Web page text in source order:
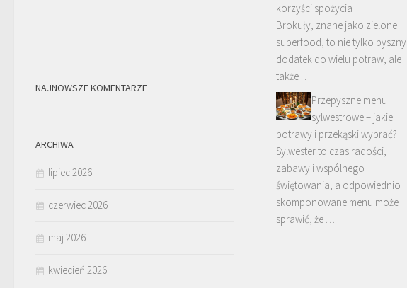
NAJNOWSZE KOMENTARZE
ARCHIWA
lipiec 2026
czerwiec 2026
maj 2026
kwiecień 2026
korzyści spożycia
Brokuły, znane jako zielone
superfood, to nie tylko pyszny
dodatek do wielu potraw, ale
także …
Przepyszne menu
sylwestrowe – jakie
potrawy i przekąski wybrać?
Sylwester to czas radości,
zabawy i wspólnego
świętowania, a odpowiednio
skomponowane menu może
sprawić, że …